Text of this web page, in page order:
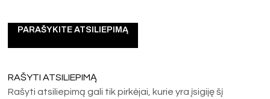
PARAŠYKITE ATSILIEPIMĄ
RAŠYTI ATSILIEPIMĄ
Rašyti atsiliepimą gali tik pirkėjai, kurie yra įsigiję šį